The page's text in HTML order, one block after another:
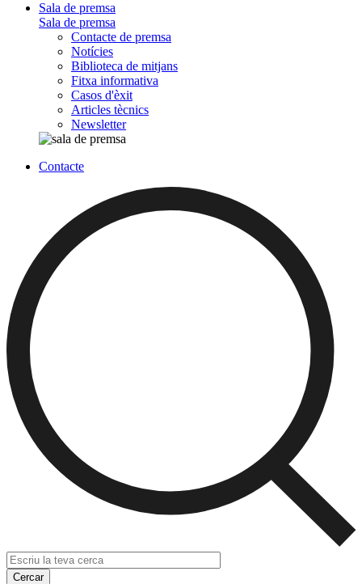
Sala de premsa
Sala de premsa
Contacte de premsa
Notícies
Biblioteca de mitjans
Fitxa informativa
Casos d'èxit
Articles tècnics
Newsletter
Contacte